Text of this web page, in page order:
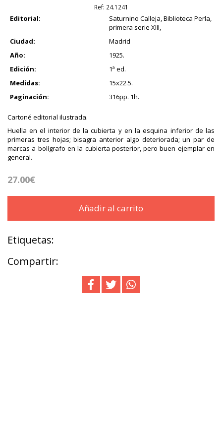
Ref: 24.1241
Editorial:
Saturnino Calleja, Biblioteca Perla,
primera serie XIII,
Ciudad:
Madrid
Año:
1925.
Edición:
1ª ed.
Medidas:
15x22.5.
Paginación:
316pp. 1h.
Cartoné editorial ilustrada.
Huella en el interior de la cubierta y en la esquina inferior de las
primeras tres hojas; bisagra anterior algo deteriorada; un par de
marcas a bolígrafo en la cubierta posterior, pero buen ejemplar en
general.
27.00€
Añadir al carrito
Etiquetas:
Compartir: